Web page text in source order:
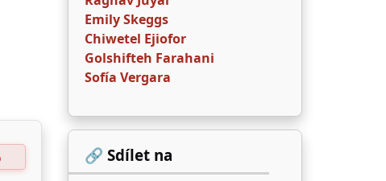
Emily Skeggs
Chiwetel Ejiofor
Golshifteh Farahani
Sofía Vergara
🔗 Sdílet na